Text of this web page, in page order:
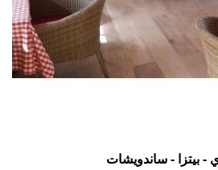
بيتزا - ساندويشات